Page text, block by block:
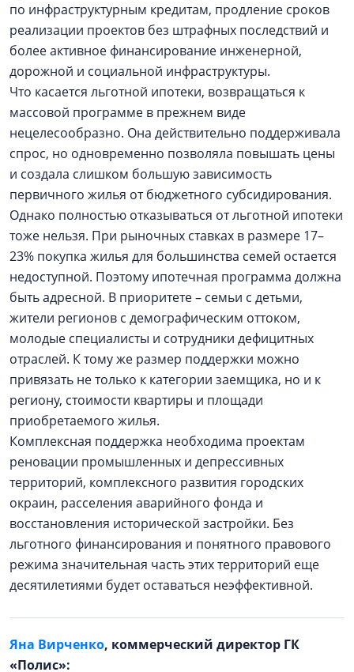
по инфраструктурным кредитам, продление сроков
реализации проектов без штрафных последствий и
более активное финансирование инженерной,
дорожной и социальной инфраструктуры.
Что касается льготной ипотеки, возвращаться к
массовой программе в прежнем виде
нецелесообразно. Она действительно поддерживала
спрос, но одновременно позволяла повышать цены
и создала слишком большую зависимость
первичного жилья от бюджетного субсидирования.
Однако полностью отказываться от льготной ипотеки
тоже нельзя. При рыночных ставках в размере 17–
23% покупка жилья для большинства семей остается
недоступной. Поэтому ипотечная программа должна
быть адресной. В приоритете – семьи с детьми,
жители регионов с демографическим оттоком,
молодые специалисты и сотрудники дефицитных
отраслей. К тому же размер поддержки можно
привязать не только к категории заемщика, но и к
региону, стоимости квартиры и площади
приобретаемого жилья.
Комплексная поддержка необходима проектам
реновации промышленных и депрессивных
территорий, комплексного развития городских
окраин, расселения аварийного фонда и
восстановления исторической застройки. Без
льготного финансирования и понятного правового
режима значительная часть этих территорий еще
десятилетиями будет оставаться неэффективной.
Яна Вирченко, коммерческий директор ГК
«Полис»: